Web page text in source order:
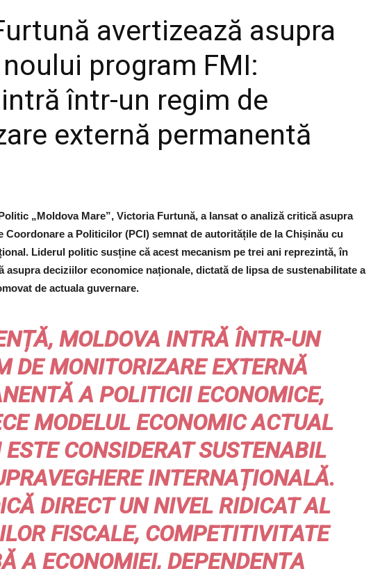
avertizează asupra
program FMI:
într-un regim de
externă permanentă
„Moldova Mare”, Victoria Furtună, a lansat o analiză critică asupra
Coordonare a Politicilor (PCI) semnat de autoritățile de la Chișinău cu
Liderul politic susține că acest mecanism pe trei ani reprezintă, în
asupra deciziilor economice naționale, dictată de lipsa de sustenabilitate a
de actuala guvernare.
MOLDOVA INTRĂ ÎNTR-UN
DE MONITORIZARE EXTERNĂ
A POLITICII ECONOMICE,
MODELUL ECONOMIC ACTUAL
CONSIDERAT SUSTENABIL
INTERNAȚIONALĂ.
DIRECT UN NIVEL RIDICAT AL
FISCALE, COMPETITIVITATE
A ECONOMIEI, DEPENDENȚA